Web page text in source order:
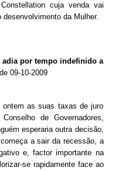
cuja venda vai
da Mulher.
por tempo indefinido a
09-10-2009
ontem as suas taxas de juro
de Governadores,
esperaria outra decisão,
a sair da recessão, a
e, factor importante na
se rapidamente face ao